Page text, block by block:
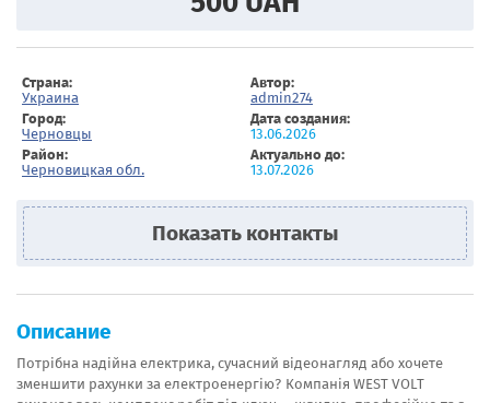
Страна:
Украина
Автор:
admin274
Город:
Черновцы
Дата создания:
13.06.2026
Район:
Черновицкая обл.
Актуально до:
13.07.2026
Показать контакты
Описание
Потрібна надійна електрика, сучасний відеонагляд або хочете
зменшити рахунки за електроенергію? Компанія WEST VOLT